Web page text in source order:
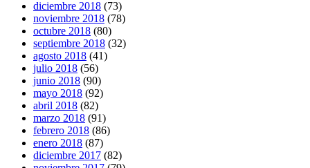
diciembre 2018 (73)
noviembre 2018 (78)
octubre 2018 (80)
septiembre 2018 (32)
agosto 2018 (41)
julio 2018 (56)
junio 2018 (90)
mayo 2018 (92)
abril 2018 (82)
marzo 2018 (91)
febrero 2018 (86)
enero 2018 (87)
diciembre 2017 (82)